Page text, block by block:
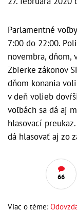
Parlamentné
7:00 do 22:00.
novembra,
Zbierke zákonov
dňom konania
v deň volieb
voľbách sa dá aj
hlasovací
dá hlasovať aj zo
66
Viac o téme: